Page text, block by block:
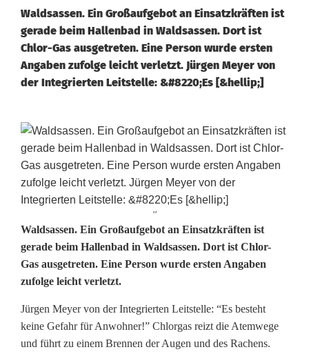
Waldsassen. Ein Großaufgebot an Einsatzkräften ist
gerade beim Hallenbad in Waldsassen. Dort ist
Chlor-Gas ausgetreten. Eine Person wurde ersten
Angaben zufolge leicht verletzt. Jürgen Meyer von
der Integrierten Leitstelle: &#8220;Es [&hellip;]
''
C
h
l
o
r
Waldsassen. Ein Großaufgebot an Einsatzkräften ist
gerade beim Hallenbad in Waldsassen. Dort ist Chlor-
Gas ausgetreten. Eine Person wurde ersten Angaben
zufolge leicht verletzt.
Jürgen Meyer von der Integrierten Leitstelle: “Es besteht
keine Gefahr für Anwohner!” Chlorgas reizt die Atemwege
und führt zu einem Brennen der Augen und des Rachens.